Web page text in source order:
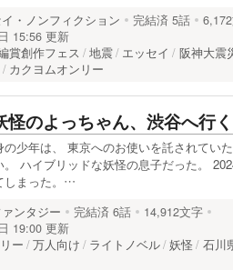
・ノンフィクション 完結済 5話
15:56 更新
賞創作フェス 地震 エッセイ 阪神大震
カクヨムオンリー
怪のよっちゃん、渋谷へ行く
少年は、 東京へのお使いを託されてい
ハイブリッドな妖怪の息子だった。
しまった。…
ンタジー 完結済 6話
14,912文字
19:00 更新
ー
万人向け ライトノベル 妖怪 石川